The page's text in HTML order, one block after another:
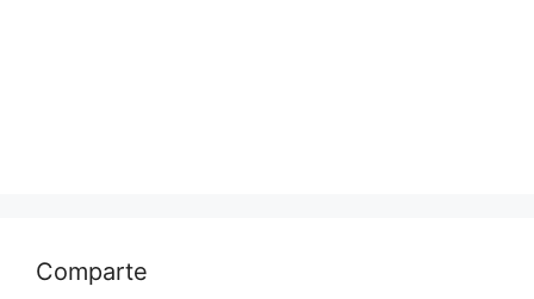
Comparte